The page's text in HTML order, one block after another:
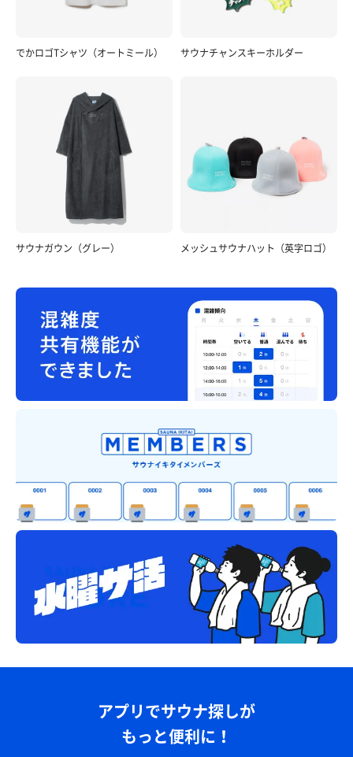
でかロゴTシャツ（オートミール） サウナチャンスキーホルダー
サウナガウン（グレー） メッシュサウナハット（英字ロゴ）
アプリでサウナ探しが
もっと便利に！